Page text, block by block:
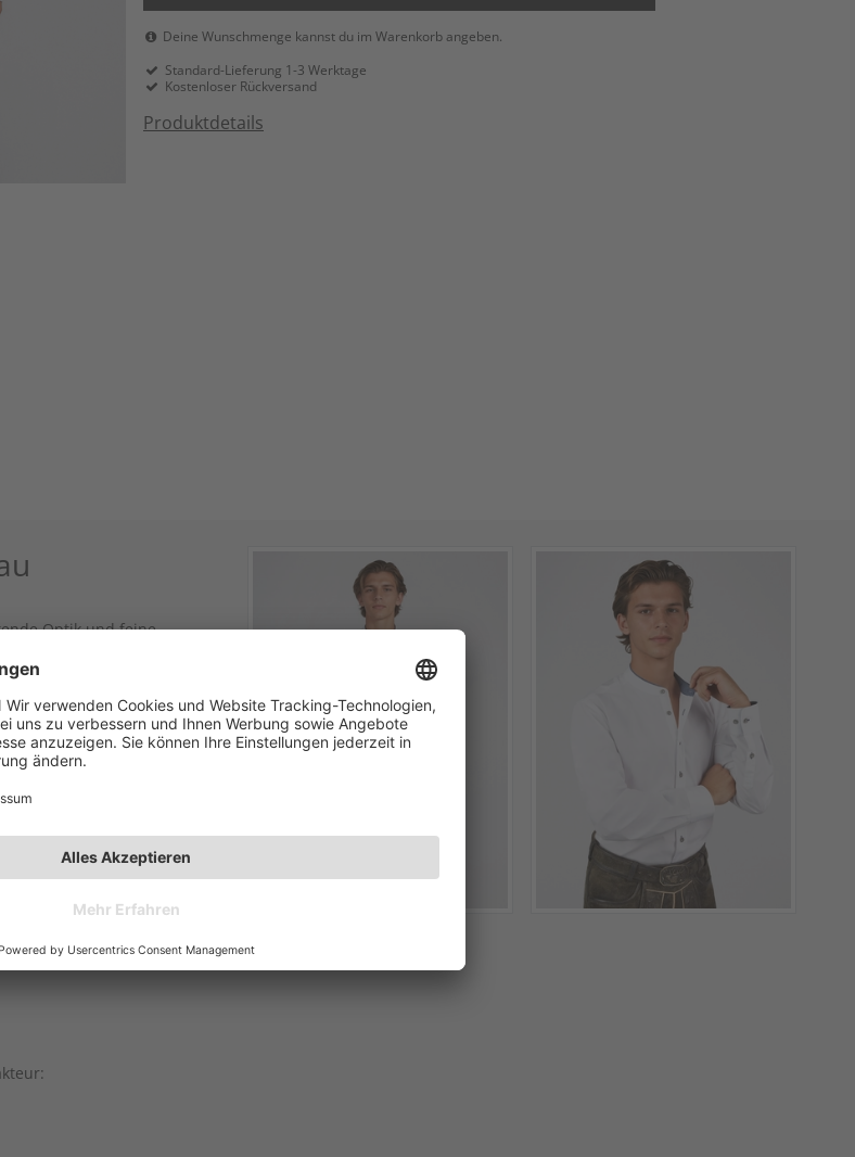
Deine Wunschmenge kannst du im Warenkorb angeben.
Standard-Lieferung 1-3 Werktage
Kostenloser Rückversand
Produktdetails
Optik und feine
den
und an den Manschetten
gearbeitet und lässt sich
für ein angenehmes